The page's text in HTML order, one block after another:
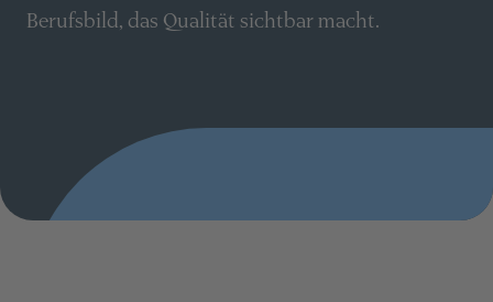
Berufsbild, das Qualität sichtbar macht.